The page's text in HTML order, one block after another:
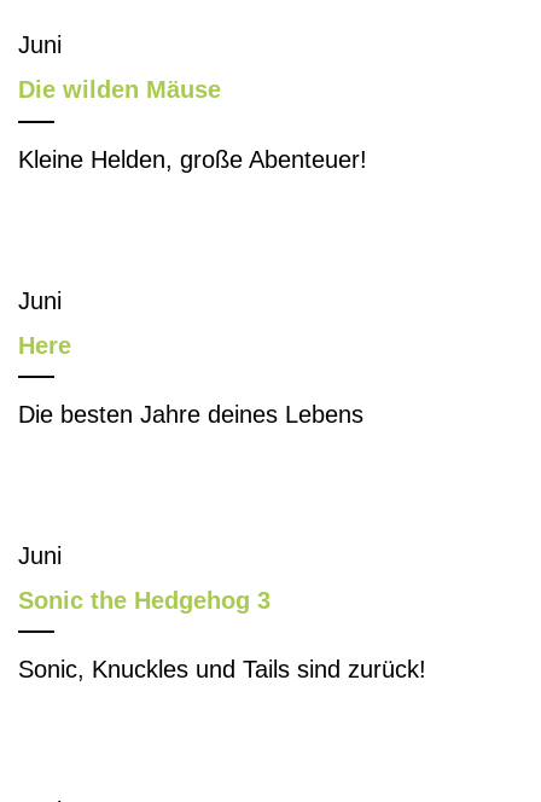
Juni
Die wilden Mäuse
Kleine Helden, große Abenteuer!
Juni
Here
Die besten Jahre deines Lebens
Juni
Sonic the Hedgehog 3
Sonic, Knuckles und Tails sind zurück!